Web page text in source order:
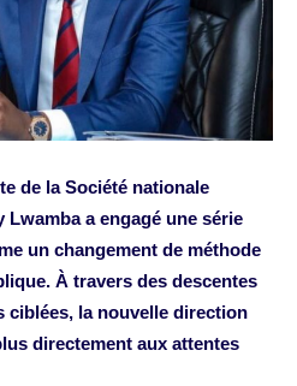
de la Société nationale
Lwamba a engagé une série
un changement de méthode
À travers des descentes
ciblées, la nouvelle direction
directement aux attentes